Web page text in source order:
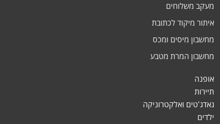
מעקב משלוחים
איתור מיקוד לכתובת
מחשבון מיסים ומכס
מחשבון המרת מטבע
אופנה
תיירות
גאדג'טים ואלקטרוניקה
ילדים